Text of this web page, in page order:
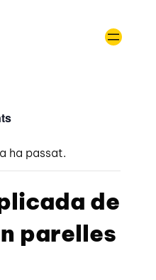
ha passat.
de
parelles